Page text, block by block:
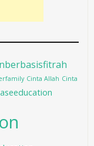
Cinta Allah Cinta